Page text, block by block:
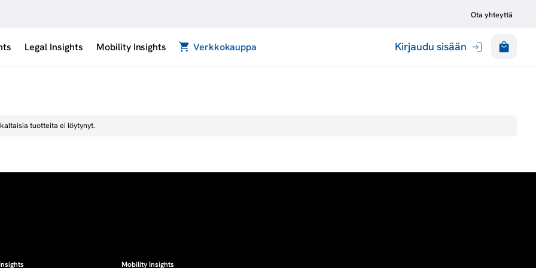
Ota yhteyttä
Legal Insights Mobility Insights Verkkokauppa Kirjaudu sisään
tuotteita ei löytynyt.
Mobility Insights